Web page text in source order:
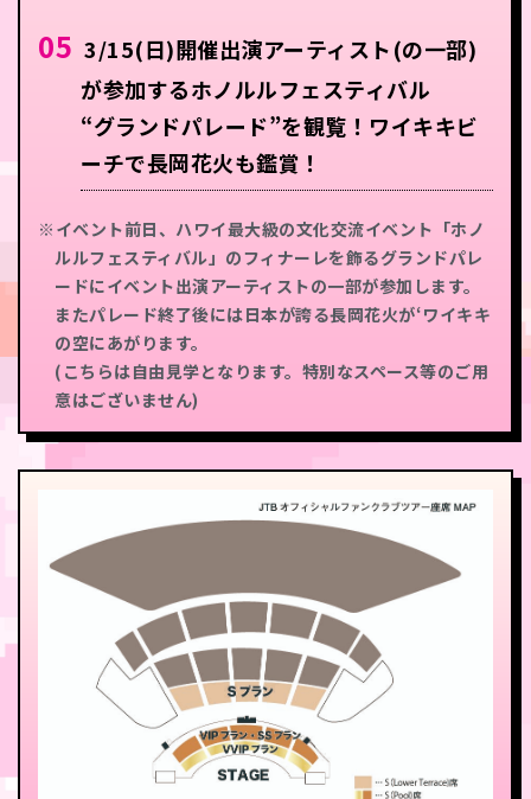
05 3/15(日)開催出演アーティスト(の一部)
が参加するホノルルフェスティバル
“グランドパレード”を観覧！ワイキキビ
ーチで長岡花火も鑑賞！
イベント前日、ハワイ最大級の文化交流イベント「ホノ
ルルフェスティバル」のフィナーレを飾るグランドパレ
ードにイベント出演アーティストの一部が参加します。
またパレード終了後には日本が誇る長岡花火が‘ワイキキ
の空にあがります。
(こちらは自由見学となります。特別なスペース等のご用
意はございません)